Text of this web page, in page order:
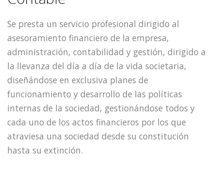
Se presta un servicio profesional dirigido al
asesoramiento financiero de la empresa,
administración, contabilidad y gestión, dirigido a
la llevanza del día a día de la vida societaria,
diseñándose en exclusiva planes de
funcionamiento y desarrollo de las políticas
internas de la sociedad, gestionándose todos y
cada uno de los actos financieros por los que
atraviesa una sociedad desde su constitución
hasta su extinción.